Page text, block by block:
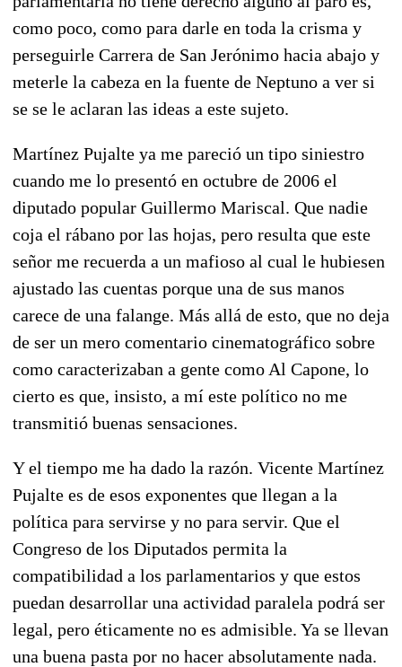
como poco, como para darle en toda la crisma y
perseguirle Carrera de San Jerónimo hacia abajo y
meterle la cabeza en la fuente de Neptuno a ver si
se se le aclaran las ideas a este sujeto.
Martínez Pujalte ya me pareció un tipo siniestro
cuando me lo presentó en octubre de 2006 el
diputado popular Guillermo Mariscal. Que nadie
coja el rábano por las hojas, pero resulta que este
señor me recuerda a un mafioso al cual le hubiesen
ajustado las cuentas porque una de sus manos
carece de una falange. Más allá de esto, que no deja
de ser un mero comentario cinematográfico sobre
como caracterizaban a gente como Al Capone, lo
cierto es que, insisto, a mí este político no me
transmitió buenas sensaciones.
Y el tiempo me ha dado la razón. Vicente Martínez
Pujalte es de esos exponentes que llegan a la
política para servirse y no para servir. Que el
Congreso de los Diputados permita la
compatibilidad a los parlamentarios y que estos
puedan desarrollar una actividad paralela podrá ser
legal, pero éticamente no es admisible. Ya se llevan
una buena pasta por no hacer absolutamente nada.